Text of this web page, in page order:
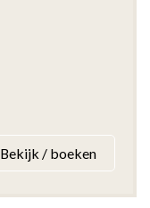
Bekijk / boeken